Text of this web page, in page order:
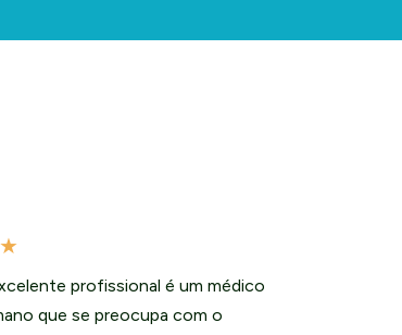
★
profissional é um médico
que se preocupa com o